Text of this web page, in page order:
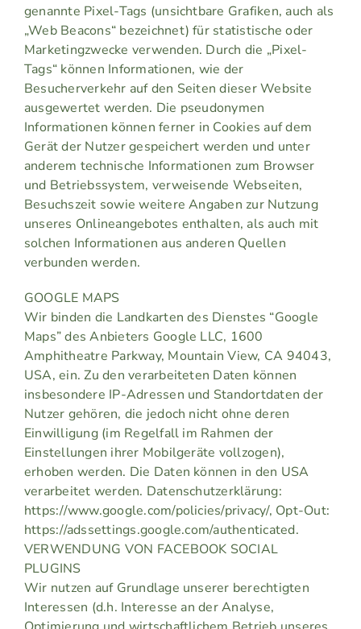
genannte Pixel-Tags (unsichtbare Grafiken, auch als
„Web Beacons“ bezeichnet) für statistische oder
Marketingzwecke verwenden. Durch die „Pixel-
Tags“ können Informationen, wie der
Besucherverkehr auf den Seiten dieser Website
ausgewertet werden. Die pseudonymen
Informationen können ferner in Cookies auf dem
Gerät der Nutzer gespeichert werden und unter
anderem technische Informationen zum Browser
und Betriebssystem, verweisende Webseiten,
Besuchszeit sowie weitere Angaben zur Nutzung
unseres Onlineangebotes enthalten, als auch mit
solchen Informationen aus anderen Quellen
verbunden werden.
GOOGLE MAPS
Wir binden die Landkarten des Dienstes “Google
Maps” des Anbieters Google LLC, 1600
Amphitheatre Parkway, Mountain View, CA 94043,
USA, ein. Zu den verarbeiteten Daten können
insbesondere IP-Adressen und Standortdaten der
Nutzer gehören, die jedoch nicht ohne deren
Einwilligung (im Regelfall im Rahmen der
Einstellungen ihrer Mobilgeräte vollzogen),
erhoben werden. Die Daten können in den USA
verarbeitet werden. Datenschutzerklärung:
https://www.google.com/policies/privacy/, Opt-Out:
https://adssettings.google.com/authenticated.
VERWENDUNG VON FACEBOOK SOCIAL
PLUGINS
Wir nutzen auf Grundlage unserer berechtigten
Interessen (d.h. Interesse an der Analyse,